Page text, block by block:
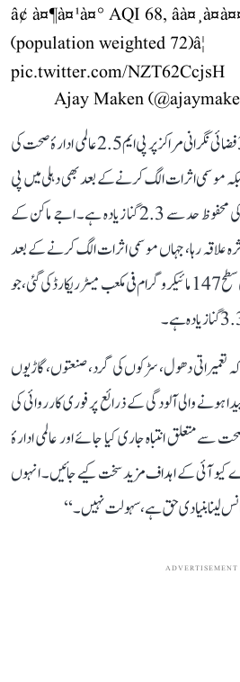
â¢ à¤¶à¤¹à¤° AQI 68,
(population weighted 72)â¦
pic.twitter.com/NZT62CcjsH
انہوں نے بتایا کہ 40 میں سے 36 فضائی نگرانی مراکز پر پی ایم 2.5 عالمی ادارۂ صحت کی
موسمی اثرات الگ کرنے کے بعد بھی دہلی میں پی
ایم 2.5 کی سطح عالمی ادارۂ صحت کی محفوظ حد سے 2.3 گنا زیادہ ہے۔ اجے ماکن کے
علاقہ رہا، جہاں موسمی اثرات الگ کرنے کے بعد
اے کیو آئی 132 اور پی ایم 10 کی سطح 147 مائیکروگرام فی مکعب میٹر ریکارڈ کی گئی، جو
دھول، سڑکوں کی گرد، صنعتوں، گاڑیوں
ہونے والی آلودگی کے ذرائع پر فوری کارروائی کی
سے متعلق انتباہ جاری کیا جائے اور عالمی ادارۂ
آئی کے اہداف مزید سخت کیے جائیں۔ انہوں
لینا بنیادی حق ہے، سہولت نہیں۔‘‘
ADVERTISEMENT